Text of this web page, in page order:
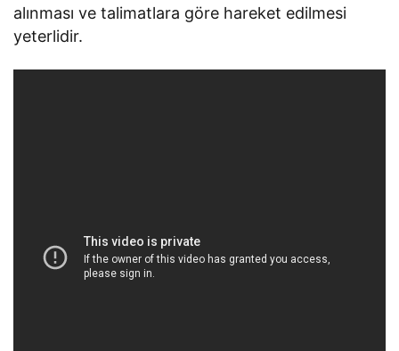
alınması ve talimatlara göre hareket edilmesi
yeterlidir.